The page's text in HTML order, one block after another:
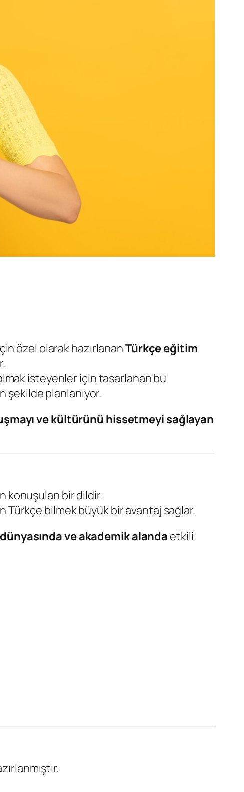
özel olarak hazırlananTürkçe eğitim
isteyenler için tasarlanan bu
şekilde planlanıyor.
ve kültürünü hissetmeyi sağlayan
konuşulan bir dildir.
Türkçe bilmek büyük bir avantaj sağlar.
ve akademik alandaetkili